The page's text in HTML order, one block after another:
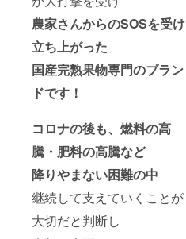
農家さんからのSOSを受け
立ち上がった
国産完熟果物専門のブラン
ドです！
コロナの後も、燃料の高
騰・肥料の高騰など
降りやまない困難の中
継続して支えていくことが
大切だと判断し